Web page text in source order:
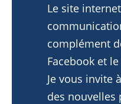
Le site
complément
Facebook et
Je vous invite
des nouvelles
04